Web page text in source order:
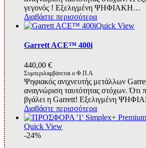
γεγονός ! Εξελιγμένη ΨΗΦΙΑΚΗ…
Διαβάστε περισσότερα
Quick View
Garrett ACE™ 400i
440,00 €
Συμπεριλαμβάνεται ο Φ.Π.Α
Ψηφιακός ανιχνευτής μετάλλων
αναγνώριση ταυτότητας στόχων. Ότι
βγάλει η Garrett! Εξελιγμένη
Διαβάστε περισσότερα
Quick View
-24%